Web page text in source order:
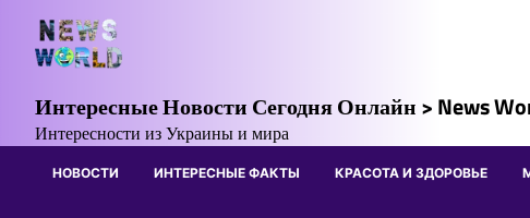
content
Интересные Новости Сегодня Онлайн > News
Интересности из Украины и мира
НОВОСТИ ИНТЕРЕСНЫЕ ФАКТЫ КРАСОТА И ЗДОРОВЬЕ